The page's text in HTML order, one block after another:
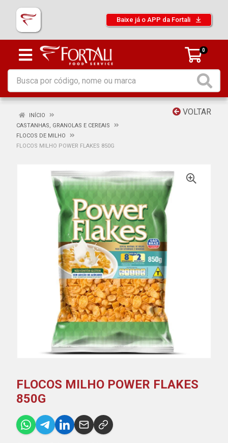
Baixe já o APP da Fortali
0
VOLTAR
INÍCIO
CASTANHAS, GRANOLAS E CEREAIS
FLOCOS DE MILHO
FLOCOS MILHO POWER FLAKES 850G
FLOCOS MILHO POWER FLAKES
850G